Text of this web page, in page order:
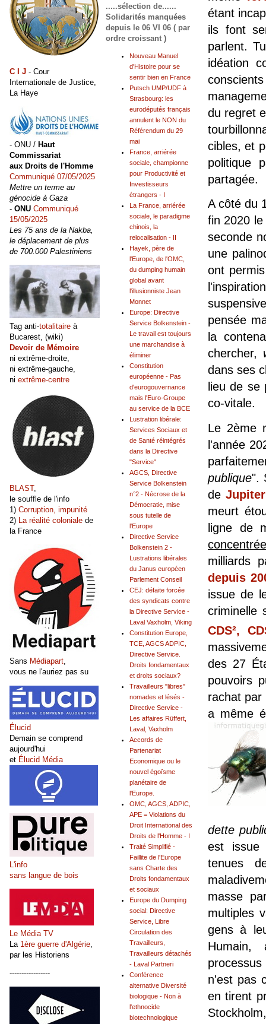
étant
ils font
parlent.
idéation
du regret
cibles, et
politique
partagée.
A côté du
fin 2020
seconde
une
ont
pensée
la
chercher,
dans ses
lieu de se
co-vitale.
Le 2ème
l'année
publique".
deJupiter
meurt
ligne de
milliards
depuis
issue de
criminelle
CDS²,
des 27
pouvoirs
rachat par
a même
dette
est issue
tenues
masse
multiples
gens à
Humain,
n'est pas
en tirent
.....sélection de......
Solidarités manquées
depuis le 06 VI 06 ( par
ordre croissant )
Nouveau Manuel
d'Histoire pour se
sentir bien en France
Putsch UMP/UDF à
Strasbourg: les
eurodéputés français
annulent le NON du
Référendum du 29
mai
France, arriérée
sociale, championne
pour Productivité et
Investisseurs
étrangers - I
La France, arriérée
sociale, le paradigme
chinois, la
relocalisation - II
Hayek, père de
l'Europe, de l'OMC,
du dumping humain
global avant
l'illusionniste Jean
Monnet
Europe: Directive
Service Bolkenstein -
Le travail est toujours
une marchandise à
éliminer
Constitution
européenne - Pas
d'eurogouvernance
mais l'Euro-Groupe
au service de la BCE
Lustration libérale:
Services Sociaux et
de Santé réintégrés
dans la Directive
"Service"
AGCS, Directive
Service Bolkenstein
n°2 - Nécrose de la
Démocratie, mise
sous tutelle de
l'Europe
Directive Service
Bolkenstein 2 -
Lustrations libérales
du Janus européen
Parlement Conseil
CEJ: défaite forcée
des syndicats contre
la Directive Service -
Laval Vaxholm, Viking
Constitution Europe,
TCE, AGCS ADPIC,
Directive Service.
Droits fondamentaux
et droits sociaux?
Travailleurs "libres"
nomades et lésés -
Directive Service -
Les affaires Rüffert,
Laval, Vaxholm
Accords de
Partenariat
Economique ou le
nouvel égoïsme
planétaire de
l'Europe.
OMC, AGCS, ADPIC,
APE = Violations du
Droit International des
Droits de l'Homme - I
Traité Simplifié -
Faillite de l'Europe
sans Charte des
Droits fondamentaux
et sociaux
Europe du Dumping
social: Directive
Service, Libre
Circulation des
Travailleurs,
Travailleurs détachés
- Laval Partneri
Conférence
alternative Diversité
biologique - Non à
l'ethnocide
biotechnologique
C I J - Cour
Internationale de Justice,
La Haye
- ONU / Haut
Commissariat
aux Droits de l'Homme
Communiqué 07/05/2025
Mettre un terme au
génocide à Gaza
- ONU Communiqué
15/05/2025
Les 75 ans de la Nakba,
le déplacement de plus
de 700.000 Palestiniens
Tag anti-totalitaire à
Bucarest, (wiki)
Devoir de Mémoire
ni extrême-droite,
ni extrême-gauche,
ni extrême-centre
BLAST,
le souffle de l'info
1) Corruption, impunité
2) La réalité coloniale de
la France
Sans Médiapart,
vous ne l'auriez pas su
Élucid
Demain se comprend
aujourd'hui
et Élucid Média
L'info
sans langue de bois
Le Média TV
La 1ère guerre d'Algérie
par les Historiens
-----------------